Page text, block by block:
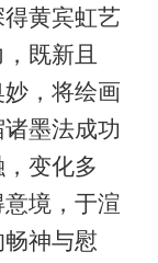
黄宾虹艺
既新且
，将绘画
墨法成功
变化多
境，于渲
神与慰